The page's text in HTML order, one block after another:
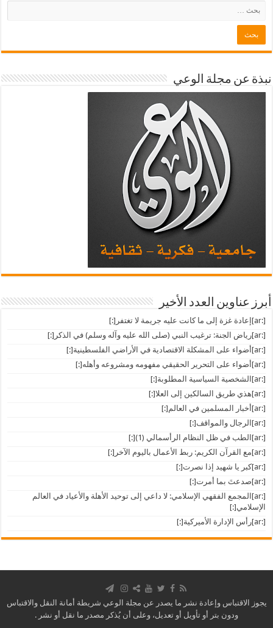
نبذة عن مجلة الوعي
أبرز عناوين العدد الأخير
[:ar]إعادة غزة إلى ما كانت عليه جريمة لا تغتفر[:]
[:ar]رياض الجنة: ترغيب النبي (صلى الله عليه وآله وسلم) في الذكر[:]
[:ar]أضواء على المشكلة الاقتصادية في الأراضي الفلسطينية[:]
[:ar]أضواء على التحرير الحقيقي مفهومه ومشروعه وأهله[:]
[:ar]الشخصية السياسية المطلوبة[:]
[:ar]هذي طريق السالكين إلى العلا[:]
[:ar]أخبار المسلمين في العالم[:]
[:ar]الرجال والمواقف[:]
[:ar]الطب في ظل النظام الرأسمالي (1)[:]
[:ar]مع القرآن الكريم: ربط الأعمال باليوم الآخر[:]
[:ar]كبر يا شهيد إذا نصرت[:]
[:ar]صدعتَ بما أمرت[:]
[:ar]المجمع الفقهي الإسلامي: لا داعي إلى توحيد الأهلة والأعياد في العالم
الإسلامي[:]
[:ar]رأس الإدارة الأميركية[:]
يجوز الاقتباس وإعادة نشر ما يصدر عن مجلة الوعي شريطة أمانة النقل والاقتباس
ودون بتر أو تأويل أو تعديل، وعلى أن يُذكر مصدر ما نقل أو نشر .